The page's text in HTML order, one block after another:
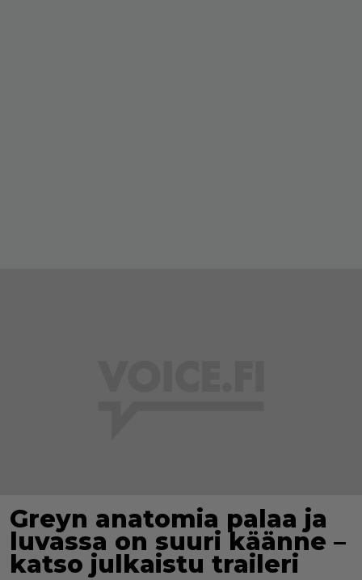
Greyn anatomia palaa ja
luvassa on suuri käänne –
katso julkaistu traileri